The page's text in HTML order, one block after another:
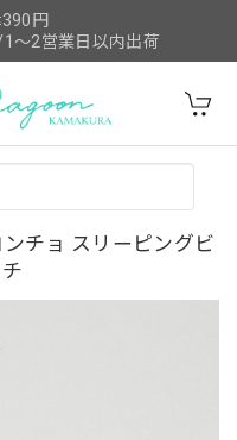
円
～2営業日以内出荷
チョ スリーピングビ